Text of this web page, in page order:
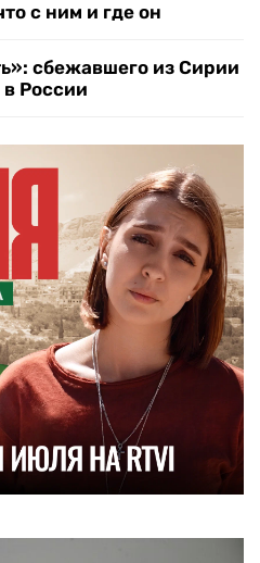
с ним и где он
сбежавшего из Сирии
России